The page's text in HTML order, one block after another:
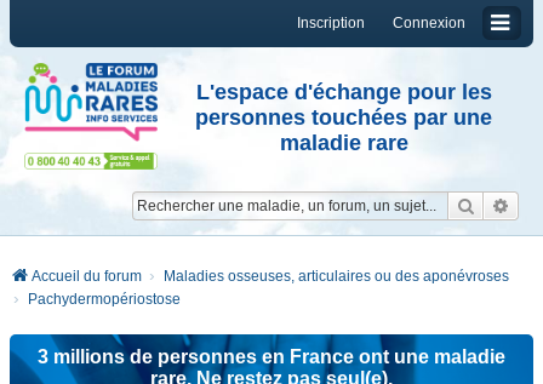
Connexion
Inscription
L'espace d'échange pour les
personnes touchées par une
maladie rare
Accueil du forum
Maladies osseuses, articulaires ou des aponévroses
Pachydermopériostose
3 millions de personnes en France ont une maladie
rare. Ne restez pas seul(e).